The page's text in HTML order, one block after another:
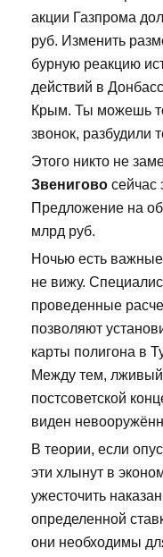
акции Газпрома
руб. Изменить
бурную реакцию
действий в
Крым. Ты можешь
звонок, разбудили
Этого никто не
Звенигово сейчас
Предложение на
млрд руб.
Ночью есть
не вижу.
проведенные
позволяют
карты полигона в
Между тем, лживый
постсоветской
виден
В теории, если
эти хлынут в
ужесточить
определенной
они необходимы